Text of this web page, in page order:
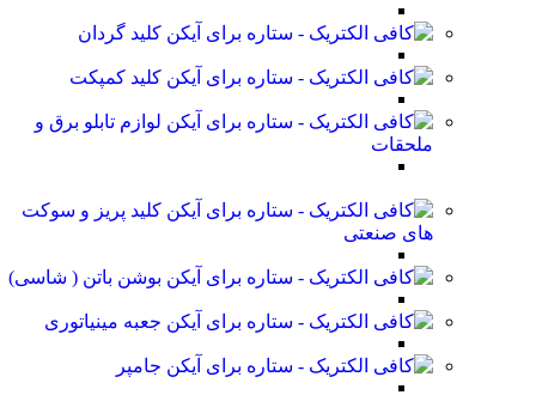
کلید گردان
کلید کمپکت
لوازم تابلو برق و
ملحقات
کلید پریز و سوکت
های صنعتی
بوشن باتن ( شاسی)
جعبه مینیاتوری
جامپر